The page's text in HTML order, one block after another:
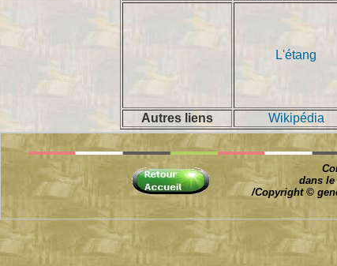
L'étang
Autres liens Wikipédia
dans
/Copyright ©